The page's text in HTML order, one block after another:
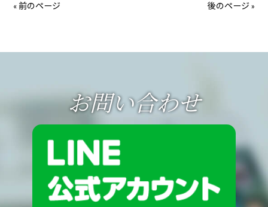
« 前のページ 後のページ »
お問い合わせ